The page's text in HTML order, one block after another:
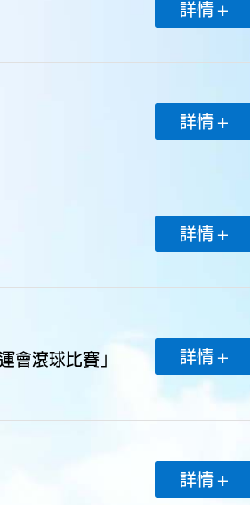
詳情 +
詳情 +
詳情 +
會滾球比賽」
詳情 +
詳情 +